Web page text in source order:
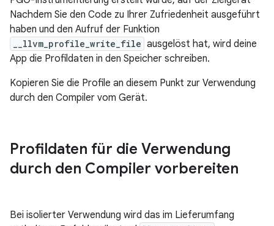
Nachdem Sie den Code zu Ihrer Zufriedenheit ausgeführt
haben und den Aufruf der Funktion
__llvm_profile_write_file ausgelöst hat, wird deine
App die Profildaten in den Speicher schreiben.
Kopieren Sie die Profile an diesem Punkt zur Verwendung
durch den Compiler vom Gerät.
Profildaten für die Verwendung
durch den Compiler vorbereiten
Bei isolierter Verwendung wird das im Lieferumfang